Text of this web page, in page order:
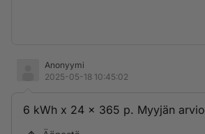
Anonyymi
2025-05-18 10:45:02
6 kWh x 24 x 365 p. Myyjän arvio